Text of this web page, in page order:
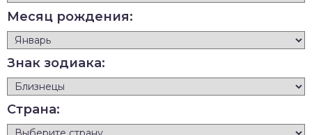
Месяц рождения:
Знак зодиака:
Страна: